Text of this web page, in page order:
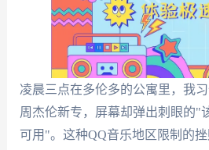
凌晨三点在多伦多的公寓里，我
周杰伦新专，屏幕却弹出刺眼的"
可用"。这种QQ音乐地区限制的